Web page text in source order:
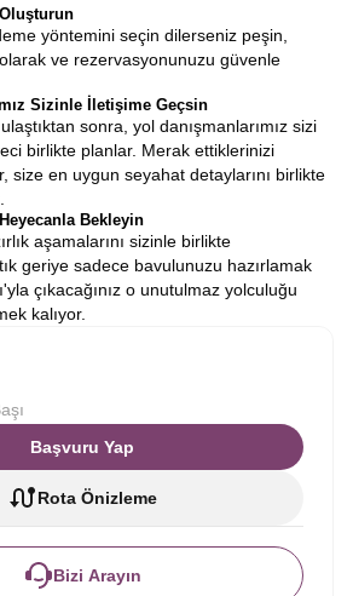
Oluşturun
yöntemini seçin dilerseniz peşin,
ve rezervasyonunuzu güvenle
Sizinle İletişime Geçsin
sonra, yol danışmanlarımız sizi
birlikte planlar. Merak ettiklerinizi
size en uygun seyahat detaylarını birlikte
Bekleyin
aşamalarını sizinle birlikte
geriye sadece bavulunuzu hazırlamak
çıkacağınız o unutulmaz yolculuğu
kalıyor.
Başvuru Yap
Rota Önizleme
Bizi Arayın